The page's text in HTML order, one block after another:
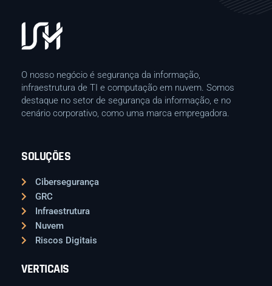
O nosso negócio é segurança da informação,
infraestrutura de TI e computação em nuvem. Somos
destaque no setor de segurança da informação, e no
cenário corporativo, como uma marca empregadora.
SOLUÇÕES
Cibersegurança
GRC
Infraestrutura
Nuvem
Riscos Digitais
VERTICAIS